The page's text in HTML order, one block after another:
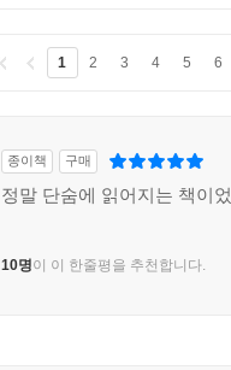
1 2 3 4 5 6
종이책 구매
정말 단숨에 읽어지는 책이
10명이 이 한줄평을 추천합니다.